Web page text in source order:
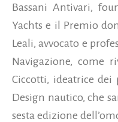
Bassani Antivari,
Yachts e il Premio
Leali, avvocato e
Navigazione, come
Ciccotti, ideatrice
Design nautico, che
sesta edizione